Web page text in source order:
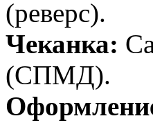
(реверс).
Чеканка:
(СПМД).